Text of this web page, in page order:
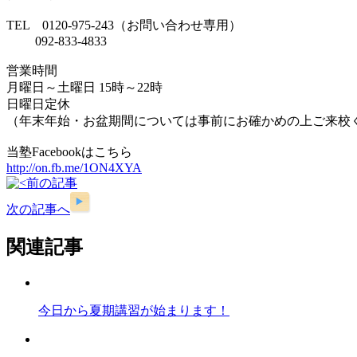
TEL 0120-975-243（お問い合わせ専用）
092-833-4833
営業時間
月曜日～土曜日 15時～22時
日曜日定休
（年末年始・お盆期間については事前にお確かめの上ご来校
当塾Facebookはこちら
http://on.fb.me/1ON4XYA
前の記事
次の記事へ
関連記事
今日から夏期講習が始まります！